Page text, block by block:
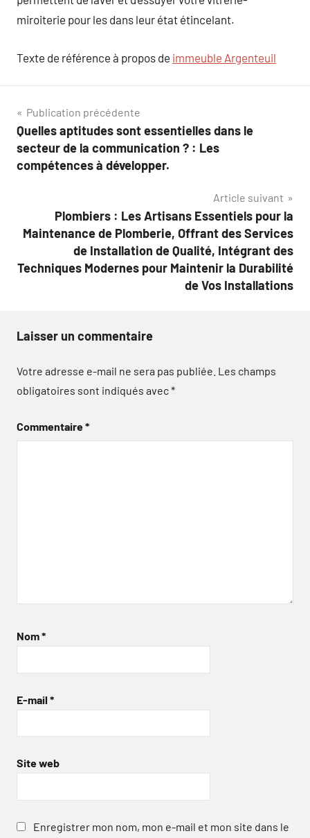
miroiterie pour les dans leur état étincelant.
Texte de référence à propos de immeuble Argenteuil
Navigation
de
l’article
Publication précédente
Quelles aptitudes sont essentielles dans le
secteur de la communication ? : Les
compétences à développer.
Article suivant
Plombiers : Les Artisans Essentiels pour la
Maintenance de Plomberie, Offrant des Services
de Installation de Qualité, Intégrant des
Techniques Modernes pour Maintenir la Durabilité
de Vos Installations
Laisser un commentaire
Votre adresse e-mail ne sera pas publiée. Les champs
obligatoires sont indiqués avec*
Commentaire*
Nom*
E-mail *
Site web
Enregistrer mon nom, mon e-mail et mon site dans le